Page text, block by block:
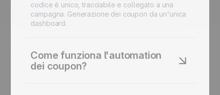
codice è unico, tracciabile e collegato a una
campagna. Generazione dei coupon da un'unica
dashboard.
Come funziona l'automation
dei coupon?